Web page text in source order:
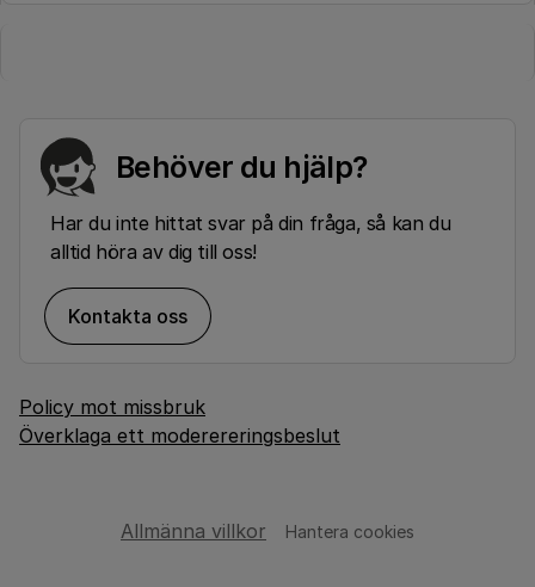
Behöver du hjälp?
Har du inte hittat svar på din fråga, så kan du
alltid höra av dig till oss!
Kontakta oss
Policy mot missbruk
Överklaga ett moderereringsbeslut
Allmänna villkor Hantera cookies